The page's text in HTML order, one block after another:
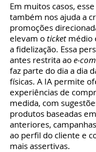
Em muitos casos,
também nos ajuda a
promoções
elevam o ticket médio
a fidelização. Essa
antes restrita aoe-
faz parte do dia a dia
físicas. A IA permite
experiências de
medida, com
produtos baseadas
anteriores,
ao perfil do cliente e
mais assertivas.